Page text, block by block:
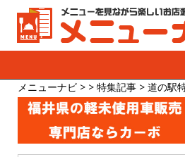
メニューナビ > > 特集記事 > 道の駅